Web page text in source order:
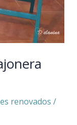
renovados /